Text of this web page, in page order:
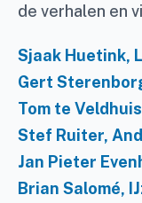
de verhalen en
Sjaak Huetink,
Gert
Tom te
Stef Ruiter,
Jan Pieter
Brian Salomé,